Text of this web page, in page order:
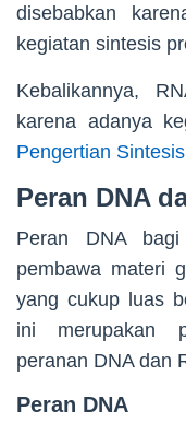
disebabkan
kegiatan sintesis
Kebalikannya,
karena adanya
Pengertian
Peran DNA
Peran DNA
pembawa materi
yang cukup luas
ini merupakan
peranan DNA dan
Peran DNA